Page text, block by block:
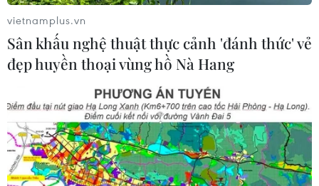
quỵ
04/08/2026 13:21
Tháo gỡ "điểm nghẽn" dữ liệu: Bộ Y
tế tăng tốc chuyển đổi số toàn diện
04/08/2026 08:08
Bộ Y tế ban hành Kế hoạch dự phòng
vietnamplus.vn
Sân khấu nghệ thuật thực cảnh 'đánh thức' vẻ
đẹp huyền thoại vùng hồ Nà Hang